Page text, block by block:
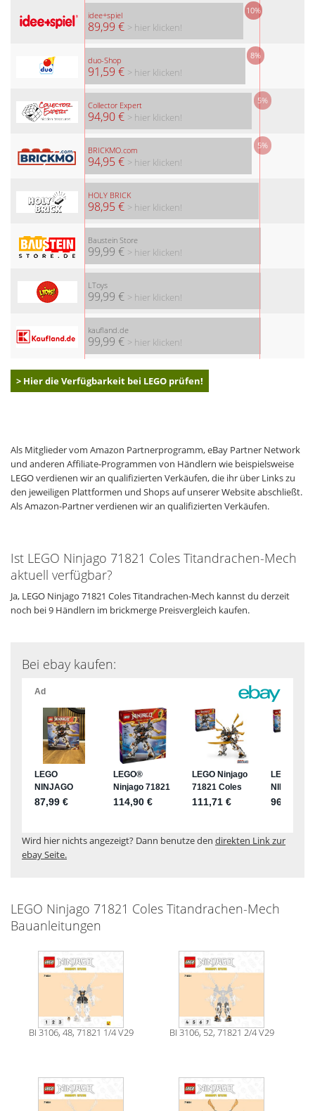
idee+spiel
89,99 €
10%
> hier klicken!
duo-Shop
91,59 €
8%
> hier klicken!
Collector Expert
94,90 €
5%
> hier klicken!
BRICKMO.com
94,95 €
5%
> hier klicken!
HOLY BRICK
98,95 € > hier klicken!
Baustein Store
99,99 € > hier klicken!
LToys
99,99 € > hier klicken!
kaufland.de
99,99 € > hier klicken!
> Hier die Verfügbarkeit bei LEGO prüfen!
Als Mitglieder vom Amazon Partnerprogramm, eBay Partner Network
und anderen Affiliate-Programmen von Händlern wie beispielsweise
LEGO verdienen wir an qualifizierten Verkäufen, die ihr über Links zu
den jeweiligen Plattformen und Shops auf unserer Website abschließt.
Als Amazon-Partner verdienen wir an qualifizierten Verkäufen.
Ist LEGO Ninjago 71821 Coles Titandrachen-Mech
aktuell verfügbar?
Ja, LEGO Ninjago 71821 Coles Titandrachen-Mech kannst du derzeit
noch bei 9 Händlern im brickmerge Preisvergleich kaufen.
Bei ebay kaufen:
Wird hier nichts angezeigt? Dann benutze den direkten Link zur
ebay Seite.
LEGO Ninjago 71821 Coles Titandrachen-Mech
Bauanleitungen
BI 3106, 48, 71821 1/4 V29 BI 3106, 52, 71821 2/4 V29